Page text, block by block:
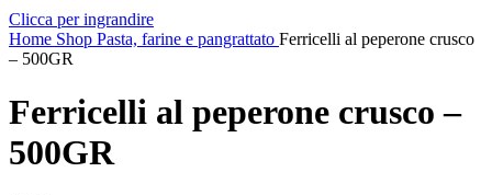
Clicca per ingrandire
Home Shop Pasta, farine e pangrattato Ferricelli al peperone crusco
– 500GR
Ferricelli al peperone crusco –
500GR